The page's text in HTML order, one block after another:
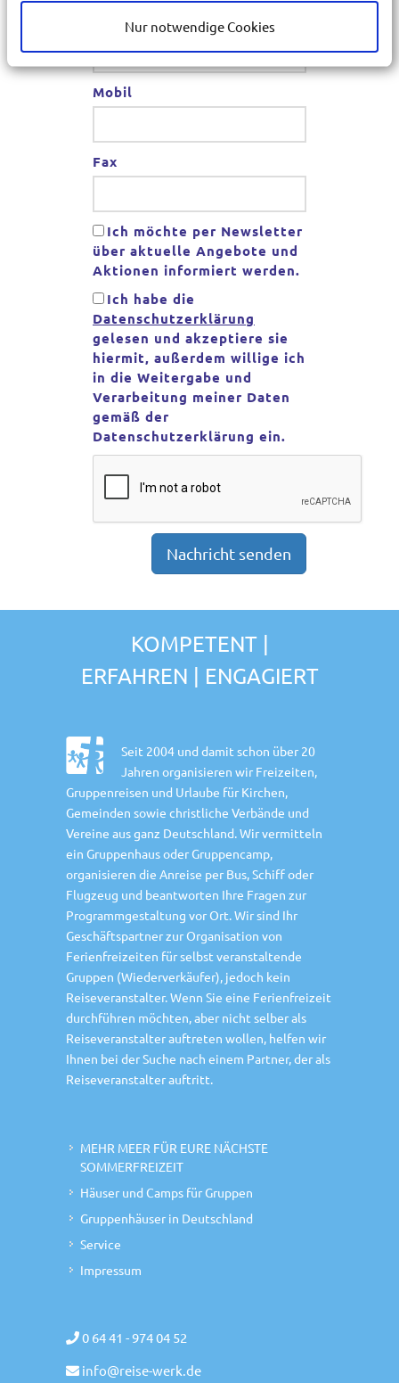
Nur notwendige Cookies
Telefon*
Mobil
Fax
Ich möchte per Newsletter
über aktuelle Angebote und
Aktionen informiert werden.
Ich habe die
Datenschutzerklärung
gelesen und akzeptiere sie
hiermit, außerdem willige ich
in die Weitergabe und
Verarbeitung meiner Daten
gemäß der
Datenschutzerklärung ein.
KOMPETENT |
ERFAHREN | ENGAGIERT
Seit 2004 und damit schon über 20
Jahren organisieren wir Freizeiten,
Gruppenreisen und Urlaube für Kirchen,
Gemeinden sowie christliche Verbände und
Vereine aus ganz Deutschland. Wir vermitteln
ein Gruppenhaus oder Gruppencamp,
organisieren die Anreise per Bus, Schiff oder
Flugzeug und beantworten Ihre Fragen zur
Programmgestaltung vor Ort. Wir sind Ihr
Geschäftspartner zur Organisation von
Ferienfreizeiten für selbst veranstaltende
Gruppen (Wiederverkäufer), jedoch kein
Reiseveranstalter. Wenn Sie eine Ferienfreizeit
durchführen möchten, aber nicht selber als
Reiseveranstalter auftreten wollen, helfen wir
Ihnen bei der Suche nach einem Partner, der als
Reiseveranstalter auftritt.
MEHR MEER FÜR EURE NÄCHSTE
SOMMERFREIZEIT
Häuser und Camps für Gruppen
Gruppenhäuser in Deutschland
Service
Impressum
0 64 41 - 974 04 52
info@reise-werk.de